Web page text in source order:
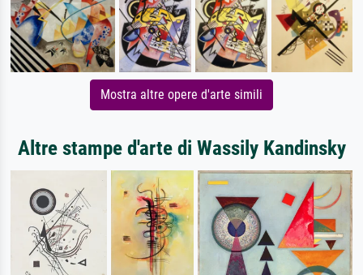
Mostra altre opere d'arte simili
Altre stampe d'arte di Wassily Kandinsky